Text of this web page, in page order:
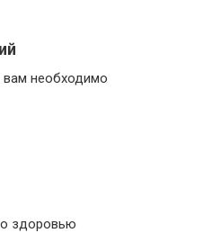
вам необходимо
здоровью